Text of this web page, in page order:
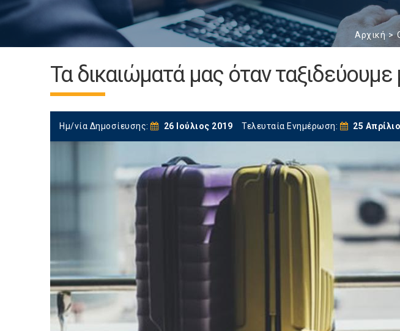
Αρχική
Τα δικαιώματά μας όταν
Ημ/νία Δημοσίευσης: 26 Ιούλιος 2019 Τελευταία Ενημέρωση: 25